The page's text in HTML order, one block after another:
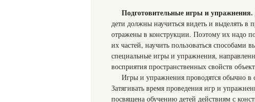
Подготовительные игры и упражнения.
дети должны научиться видеть и выделять в
отражены в конструкции. Поэтому их надо
их частей, научить пользоваться способами
специальные игры и упражнения,
восприятия пространственных свойств
Игры и упражнения проводятся обычно в
Затягивать время проведения игр и
посвящена обучению детей действиям с